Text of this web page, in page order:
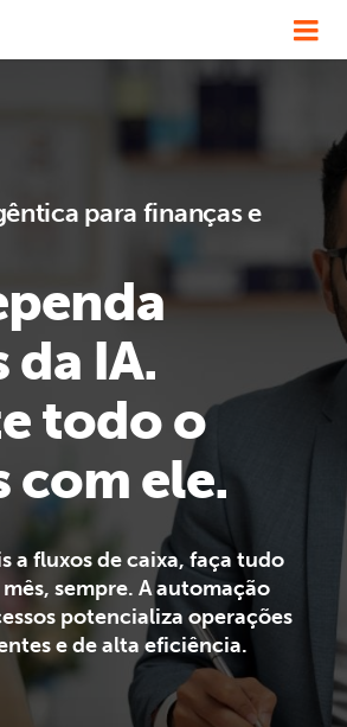
para finanças e
da IA.
todo o
com ele.
a fluxos de caixa, faça tudo
sempre. A automação
potencializa operações
e de alta eficiência.